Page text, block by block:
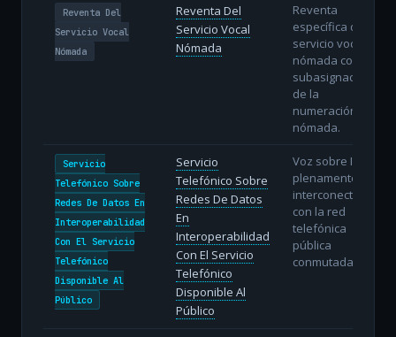
Reventa Del
Servicio Vocal
Nómada
Reventa Del
Servicio Vocal
Nómada
Reventa
específica del
servicio vocal
nómada con
subasignación
de la
numeración
nómada.
Servicio
Telefónico Sobre
Redes De Datos En
Interoperabilidad
Con El Servicio
Telefónico
Disponible Al
Público
Servicio
Telefónico Sobre
Redes De Datos
En
Interoperabilidad
Con El Servicio
Telefónico
Disponible Al
Público
Voz sobre IP
plenamente
interconectada
con la red
telefónica
pública
conmutada.